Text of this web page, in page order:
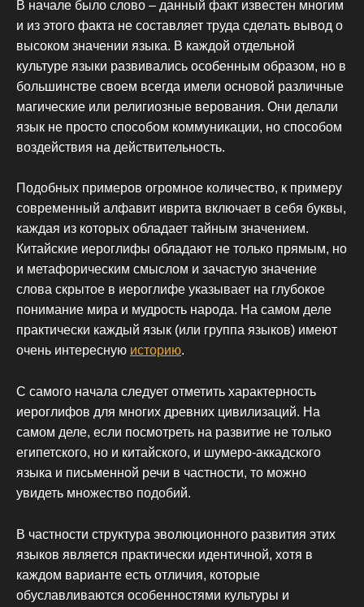
В начале было слово – данный факт известен многим
и из этого факта не составляет труда сделать вывод о
высоком значении языка. В каждой отдельной
культуре языки развивались особенным образом, но в
большинстве своем всегда имели основой различные
магические или религиозные верования. Они делали
язык не просто способом коммуникации, но способом
воздействия на действительность.
Подобных примеров огромное количество, к примеру
современный алфавит иврита включает в себя буквы,
каждая из которых обладает тайным значением.
Китайские иероглифы обладают не только прямым, но
и метафорическим смыслом и зачастую значение
слова скрытое в иероглифе указывает на глубокое
понимание мира и мудрость народа. На самом деле
практически каждый язык (или группа языков) имеют
очень интересную историю.
С самого начала следует отметить характерность
иероглифов для многих древних цивилизаций. На
самом деле, если посмотреть на развитие не только
египетского, но и китайского, и шумеро-аккадского
языка и письменной речи в частности, то можно
увидеть множество подобий.
В частности структура эволюционного развития этих
языков является практически идентичной, хотя в
каждом варианте есть отличия, которые
обуславливаются особенностями культуры и